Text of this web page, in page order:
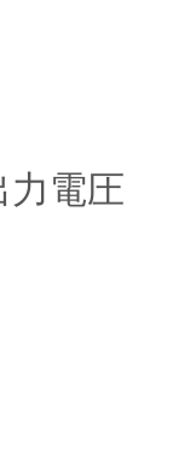
力電圧